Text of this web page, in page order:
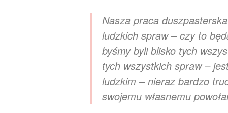
Nasza praca
ludzkich spraw – czy to
byśmy byli blisko tych
tych wszystkich spraw –
ludzkim – nieraz bardzo
swojemu własnemu